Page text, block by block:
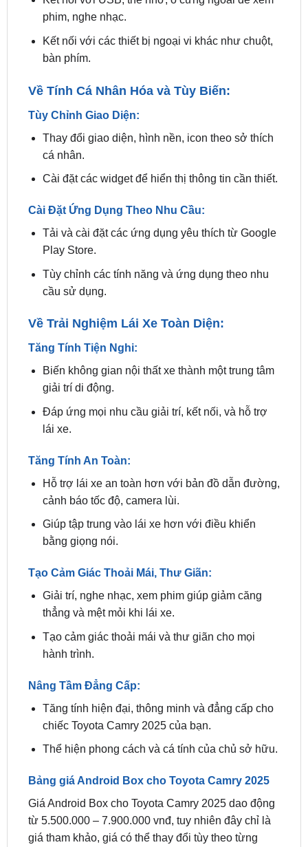
Kết nối với các thiết bị ngoại vi khác như chuột,
bàn phím.
Về Tính Cá Nhân Hóa và Tùy Biến:
cá nhân.
Cài đặt các widget để hiển thị thông tin cần thiết.
Cài Đặt Ứng Dụng Theo Nhu Cầu:
Play Store.
Tùy chỉnh các tính năng và ứng dụng theo nhu
cầu sử dụng.
Về Trải Nghiệm Lái Xe Toàn Diện:
giải trí di động.
Đáp ứng mọi nhu cầu giải trí, kết nối, và hỗ trợ
lái xe.
Tăng Tính An Toàn:
cảnh báo tốc độ, camera lùi.
Giúp tập trung vào lái xe hơn với điều khiển
bằng giọng nói.
Tạo Cảm Giác Thoải Mái, Thư Giãn:
thẳng và mệt mỏi khi lái xe.
Tạo cảm giác thoải mái và thư giãn cho mọi
hành trình.
Nâng Tầm Đẳng Cấp:
chiếc Toyota Camry 2025 của bạn.
Thể hiện phong cách và cá tính của chủ sở hữu.
Bảng giá Android Box cho Toyota Camry 2025
từ 5.500.000 – 7.900.000 vnđ, tuy nhiên đây chỉ là
giá tham khảo, giá có thể thay đổi tùy theo từng
mẫu mã, giá thị trường và nhà cung cấp. Nhưng
chúng tôi cam kết sẽ cập nhật giá liên tục cho quý